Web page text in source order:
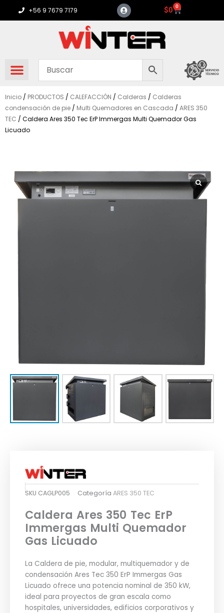
+56 9 7679 7179 $0 0
Carrito
Inicio / PRODUCTOS / CALEFACCIÓN / Calderas / Calderas
condensación de pie / Multi Quemadores en Cascada / ARES 350
TEC / Caldera Ares 350 Tec ErP Immergas Multi Quemador Gas
Licuado
SKU CAGLP005 Categoría ARES 350 TEC
Caldera Ares 350 Tec ErP
Immergas Multi Quemador
Gas Licuado
La Caldera de pie, modular, multiquemador y de
condensación Ares Tec 350 ErP Immergas Gas
Licuado ofrece una potencia nominal de 350 kW,
ideal para proyectos de gran escala como
hospitales, universidades, edificios corporativos y